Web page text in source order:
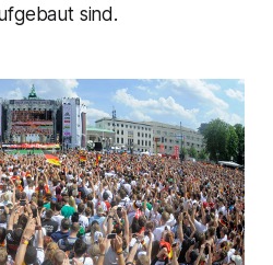
sind.